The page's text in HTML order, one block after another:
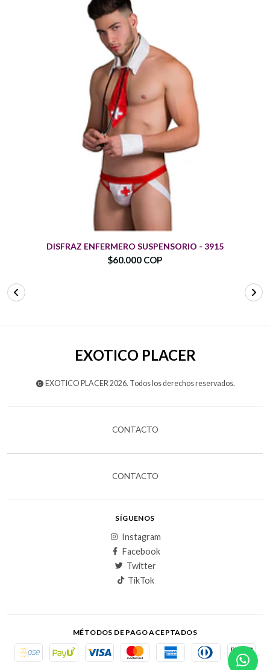
DISFRAZ ENFERMERO SUSPENSORIO - 3915
$60.000 COP
EXOTICO PLACER
EXOTICO PLACER 2026. Todos los derechos reservados.
CONTACTO
CONTACTO
SÍGUENOS
Instagram
Facebook
Twitter
TikTok
MÉTODOS DE PAGO ACEPTADOS